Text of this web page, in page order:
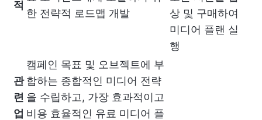
적
한 전략적 로드맵 개발
상 및 구매하여
미디어 플랜 실
행
관
련
업
캠페인 목표 및 오브젝트에 부
합하는 종합적인 미디어 전략
을 수립하고, 가장 효과적이고
비용 효율적인 유료 미디어 플